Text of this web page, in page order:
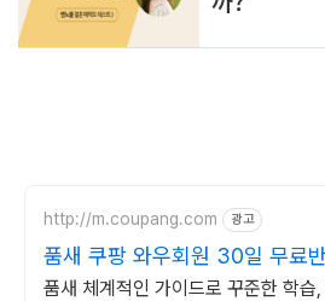
http://m.coupang.com 광고
품새 쿠팡 와우회원 30일 무료
품새 체계적인 가이드로 꾸준한 학습